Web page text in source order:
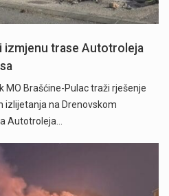
izmjenu trase Autotroleja
Brašćine-Pulac traži rješenje
izlijetanja na Drenovskom
Autotroleja…